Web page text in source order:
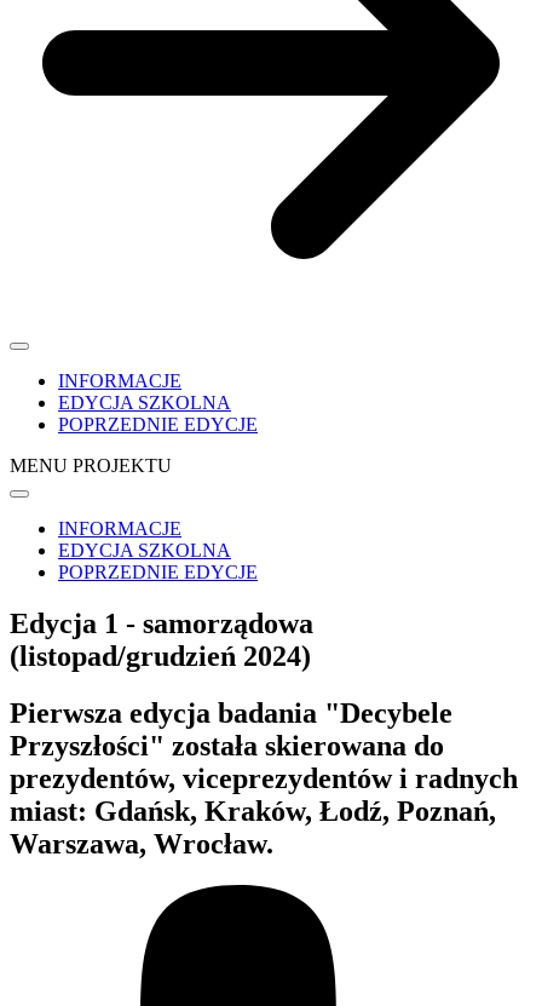
INFORMACJE
EDYCJA SZKOLNA
POPRZEDNIE EDYCJE
MENU PROJEKTU
INFORMACJE
EDYCJA SZKOLNA
POPRZEDNIE EDYCJE
Edycja 1 - samorządowa
(listopad/grudzień 2024)
Pierwsza edycja badania "Decybele
Przyszłości" została skierowana do
prezydentów, viceprezydentów i radnych
miast: Gdańsk, Kraków, Łodź, Poznań,
Warszawa, Wrocław.